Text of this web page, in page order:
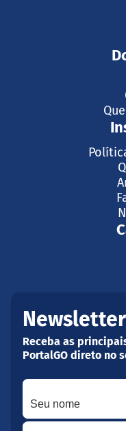
Newsletter
Receba as
PortalGO direto no
Seu nome
Seu melhor e-mail